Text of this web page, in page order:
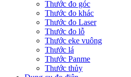
Thước đo góc
Thước đo khác
Thước đo Laser
Thước đo lỗ
Thước eke vuông
Thước lá
Thước Panme
Thước thủy